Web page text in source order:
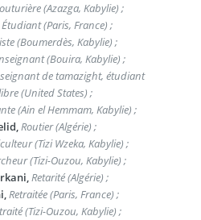
(Azazga, Kabylie) ;
Étudiant (Paris, France) ;
(Boumerdès, Kabylie) ;
(Bouira, Kabylie) ;
de tamazight, étudiant
(United States) ;
(Ain el Hemmam, Kabylie) ;
Routier (Algérie) ;
(Tizi Wzeka, Kabylie) ;
(Tizi-Ouzou, Kabylie) ;
Retarité (Algérie) ;
Retraitée (Paris, France) ;
(Tizi-Ouzou, Kabylie) ;